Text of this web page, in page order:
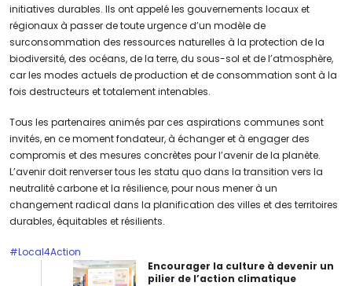
initiatives durables. Ils ont appelé les gouvernements locaux et
régionaux à passer de toute urgence d’un modèle de
surconsommation des ressources naturelles à la protection de la
biodiversité, des océans, de la terre, du sous-sol et de l’atmosphère,
car les modes actuels de production et de consommation sont à la
fois destructeurs et totalement intenables.
Tous les partenaires animés par ces aspirations communes sont
invités, en ce moment fondateur, à échanger et à engager des
compromis et des mesures concrètes pour l’avenir de la planète.
L’avenir doit renverser tous les statu quo dans la transition vers la
neutralité carbone et la résilience, pour nous mener à un
changement radical dans la planification des villes et des territoires
durables, équitables et résilients.
#Local4Action
Encourager la culture à devenir un
pilier de l’action climatique